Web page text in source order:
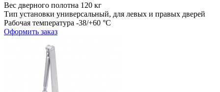
Вес дверного полотна 120 кг
Тип установки универсальный, для левых и правых дверей
Рабочая температура -38/+60 °С
Оформить заказ